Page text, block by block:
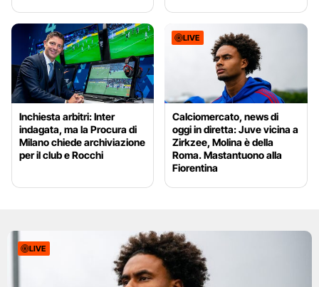
Inchiesta arbitri: Inter
indagata, ma la Procura di
Milano chiede archiviazione
per il club e Rocchi
LIVE
Calciomercato, news di
oggi in diretta: Juve vicina a
Zirkzee, Molina è della
Roma. Mastantuono alla
Fiorentina
LIVE